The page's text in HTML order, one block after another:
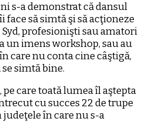
s-a demonstrat că dansul
să simtă şi să acţioneze
profesionişti sau amatori
un imens workshop, sau au
care nu conta cine câştigă,
simtă bine.
care toată lumea îl aştepta
cu succes 22 de trupe
în care nu s-a